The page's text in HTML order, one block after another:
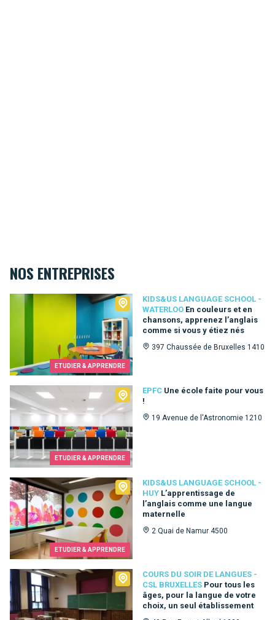
NOS ENTREPRISES
ETUDIER & APPRENDRE
KIDS&US LANGUAGE SCHOOL -
WATERLOO En couleurs et en
chansons, apprenez l’anglais
comme si vous y étiez nés
397 Chaussée de Bruxelles 1410
Kids&Us language school - Waterloo
ETUDIER & APPRENDRE
EPFC Une école faite pour vous
!
19 Avenue de l'Astronomie 1210
EPFC
ETUDIER & APPRENDRE
KIDS&US LANGUAGE SCHOOL -
HUY L’apprentissage de
l’anglais comme une langue
maternelle
2 Quai de Namur 4500
Kids&Us language school - Huy
COURS DU SOIR DE LANGUES -
CSL BRUXELLES Pour tous les
âges, pour la langue de votre
choix, un seul établissement
Cours du Soir de Langues - CSL Bruxelles